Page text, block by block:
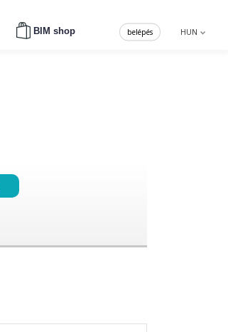
BIM shop HUN
belépés